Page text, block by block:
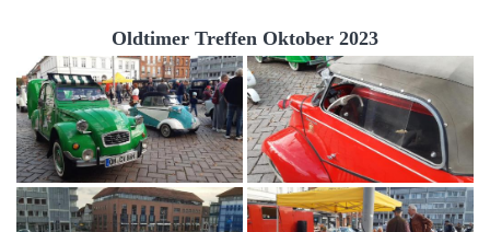
Oldtimer Treffen Oktober 2023